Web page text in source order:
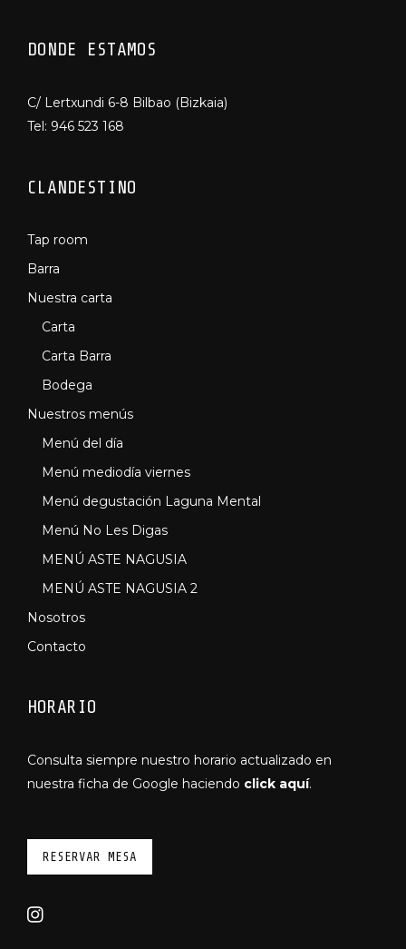
DONDE ESTAMOS
C/ Lertxundi 6-8 Bilbao (Bizkaia)
Tel: 946 523 168
CLANDESTINO
Tap room
Barra
Nuestra carta
Carta
Carta Barra
Bodega
Nuestros menús
Menú del día
Menú mediodía viernes
Menú degustación Laguna Mental
Menú No Les Digas
MENÚ ASTE NAGUSIA
MENÚ ASTE NAGUSIA 2
Nosotros
Contacto
HORARIO
Consulta siempre nuestro horario actualizado en
nuestra ficha de Google haciendo click aquí.
RESERVAR MESA